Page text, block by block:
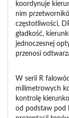
koordynuje
nim
częstotliwości,
gładkość,
jednoczesnej
przenosi
W serii R
milimetrowych
kontrolę
od podstaw pod